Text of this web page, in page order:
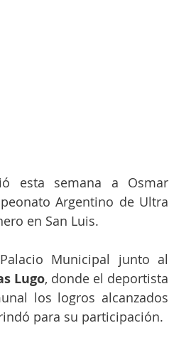
esta semana a Osmar
Argentino de Ultra
en San Luis.
Municipal junto al
Lugo, donde el deportista
los logros alcanzados
para su participación.